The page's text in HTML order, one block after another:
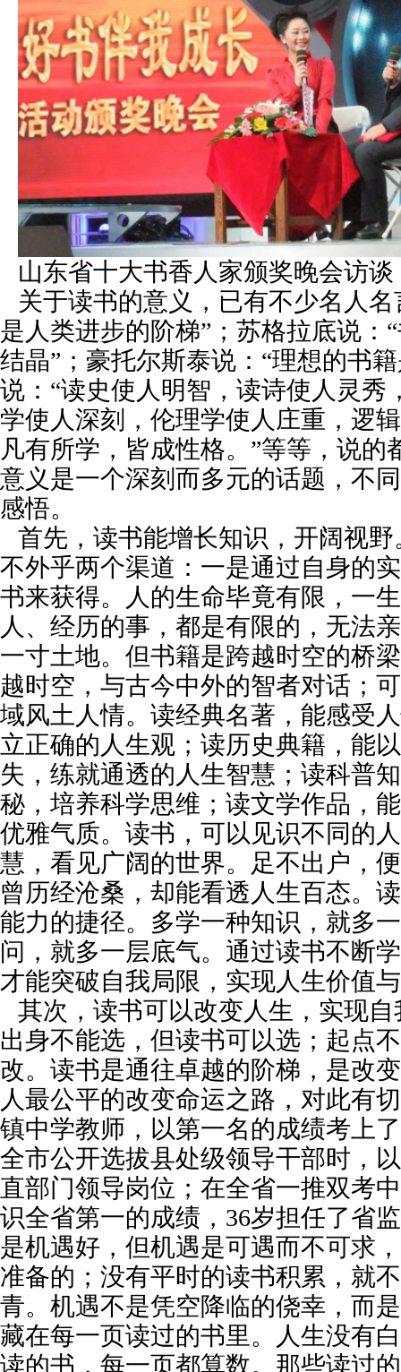
山东省十大书香人家颁奖晚会访谈
关于读书的意义，已有不少名人
是人类进步的阶梯”；苏格拉底说：
结晶”；豪托尔斯泰说：“理想的书
说：“读史使人明智，读诗使人灵秀
学使人深刻，伦理学使人庄重，逻
凡有所学，皆成性格。‌‌‌”等等，说的
意义是一个深刻而多元的话题，不
感悟。
首先，读书能增长知识，开阔视
不外乎两个渠道：一是通过自身的
书来获得。人的生命毕竟有限，一
人、经历的事，都是有限的，无法
一寸土地。但书籍是跨越时空的桥
越时空，与古今中外的智者对话；
域风土人情。读经典名著，能感受
立正确的人生观；读历史典籍，能
失，练就通透的人生智慧；读科普
秘，培养科学思维；读文学作品，
优雅气质。读书，可以见识不同的
慧，看见广阔的世界。足不出户，
曾历经沧桑，却能看透人生百态。
能力的捷径。多学一种知识，就多
问，就多一层底气。通过读书不断
才能突破自我局限，实现人生价值
其次，读书可以改变人生，实现
出身不能选，但读书可以选；起点
改。读书是通往卓越的阶梯，是改
人最公平的改变命运之路，对此有
镇中学教师，以第一名的成绩考上
全市公开选拔县处级领导干部时，
直部门领导岗位；在全省一推双考
识全省第一的成绩，36岁担任了省
是机遇好，但机遇是可遇而不可求
准备的；没有平时的读书积累，就
青。机遇不是凭空降临的侥幸，而
藏在每一页读过的书里。人生没有
读的书，每一页都算数。那些读过